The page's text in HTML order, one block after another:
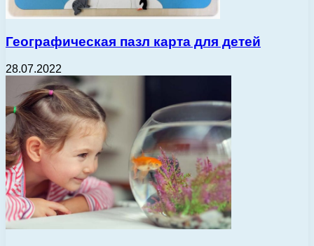
Географическая пазл карта для детей
28.07.2022